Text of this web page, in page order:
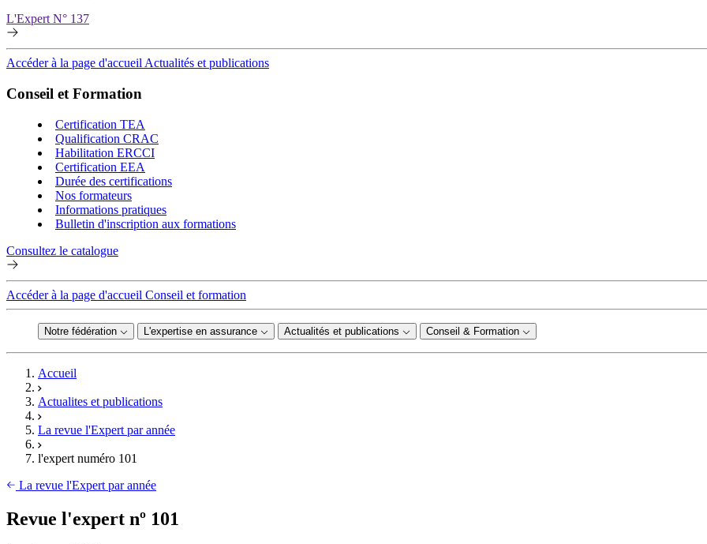
L'Expert N° 137
Accéder à la page d'accueil Actualités et publications
Conseil et Formation
Certification TEA
Qualification CRAC
Habilitation ERCCI
Certification EEA
Durée des certifications
Nos formateurs
Informations pratiques
Bulletin d'inscription aux formations
Consultez le catalogue
Accéder à la page d'accueil Conseil et formation
Notre fédération L'expertise en assurance Actualités et publications Conseil & Formation
Accueil
Actualites et publications
La revue l'Expert par année
l'expert numéro 101
La revue l'Expert par année
Revue l'expert nº 101